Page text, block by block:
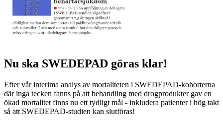
Nu ska SWEDEPAD göras klar!
Efter vår interima analys av mortaliteten i SWEDEPAD-kohorterna
där inga tecken fanns på att behandling med drogprodukter gav en
ökad mortalitet finns nu ett tydligt mål - inkludera patienter i hög takt
så att SWEDEPAD-studien kan slutföras!